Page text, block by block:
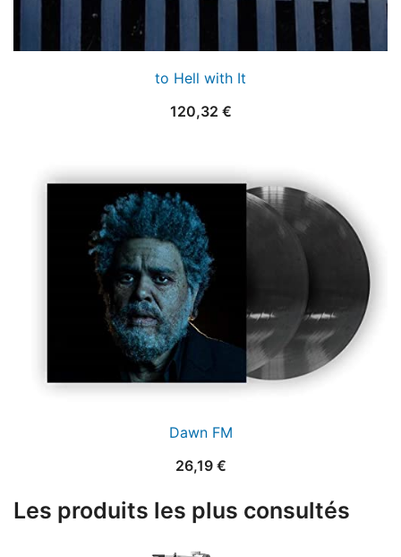
to Hell with It
120,32 €
Dawn FM
26,19 €
Les produits les plus consultés